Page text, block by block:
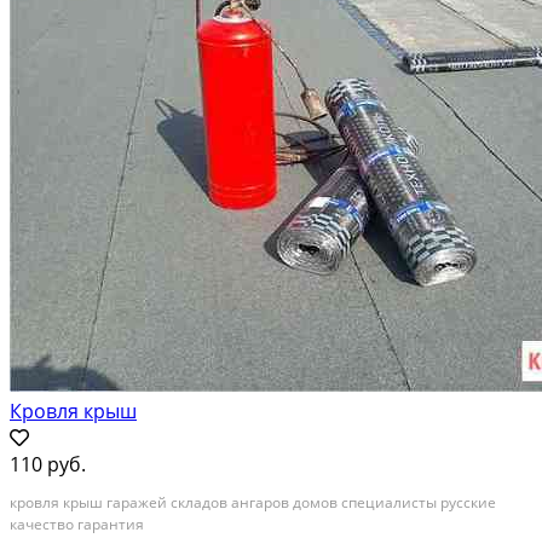
Кровля крыш
110 руб.
кровля крыш гаражей складов ангаров домов специалисты русские
качество гарантия